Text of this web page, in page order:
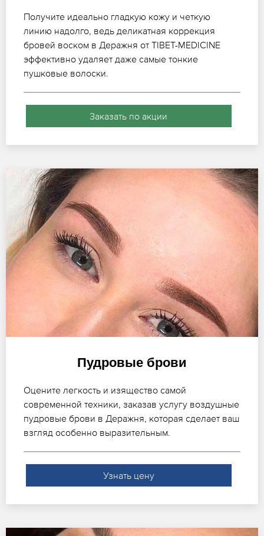
Получите идеально гладкую кожу и четкую
линию надолго, ведь деликатная коррекция
бровей воском в Деражня от TIBET-MEDICINE
эффективно удаляет даже самые тонкие
пушковые волоски.
Заказать по акции
Пудровые брови
Оцените легкость и изящество самой
современной техники, заказав услугу воздушные
пудровые брови в Деражня, которая сделает ваш
взгляд особенно выразительным.
Узнать цену